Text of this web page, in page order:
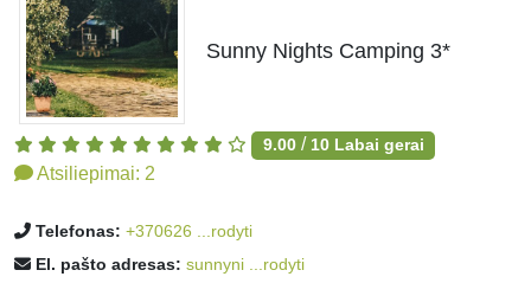
Sunny Nights Camping 3*
9.00/10 Labai gerai
Atsiliepimai: 2
Telefonas: +370626 ...rodyti
El. pašto adresas: sunnyni ...rodyti